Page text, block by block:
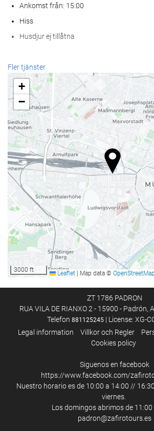
Ankomst från: 15:00
Hiss
Husdjur ej tillåtna
Hälsa
Spa
Hamambad
Bastu
gym
Receptionstjänster
24-timmarsreception
Bagageförvaring
Mat och dryck
À la carte-restaurang
Bar
Pool
Business möjligheter
Internet
Gratis Wi-Fi
Städningstjänst
Fler tjänster
+
−
3000 ft Leaflet Map data © OpenStreetMap
ZT 1786 PADRON
RUA VILA DE RIANXO 2 - 15900 - Padrón,
Telefon 881125245| License: XG-
Legal information
Villkor och Regler
Cookies policy
Siguenos en facebook
https://www.facebook.com/
Nuestro horario es de 10:00 a 14:00 //
viernes.
Los domingos abrimos de 11:00
padron@zafirotours.es